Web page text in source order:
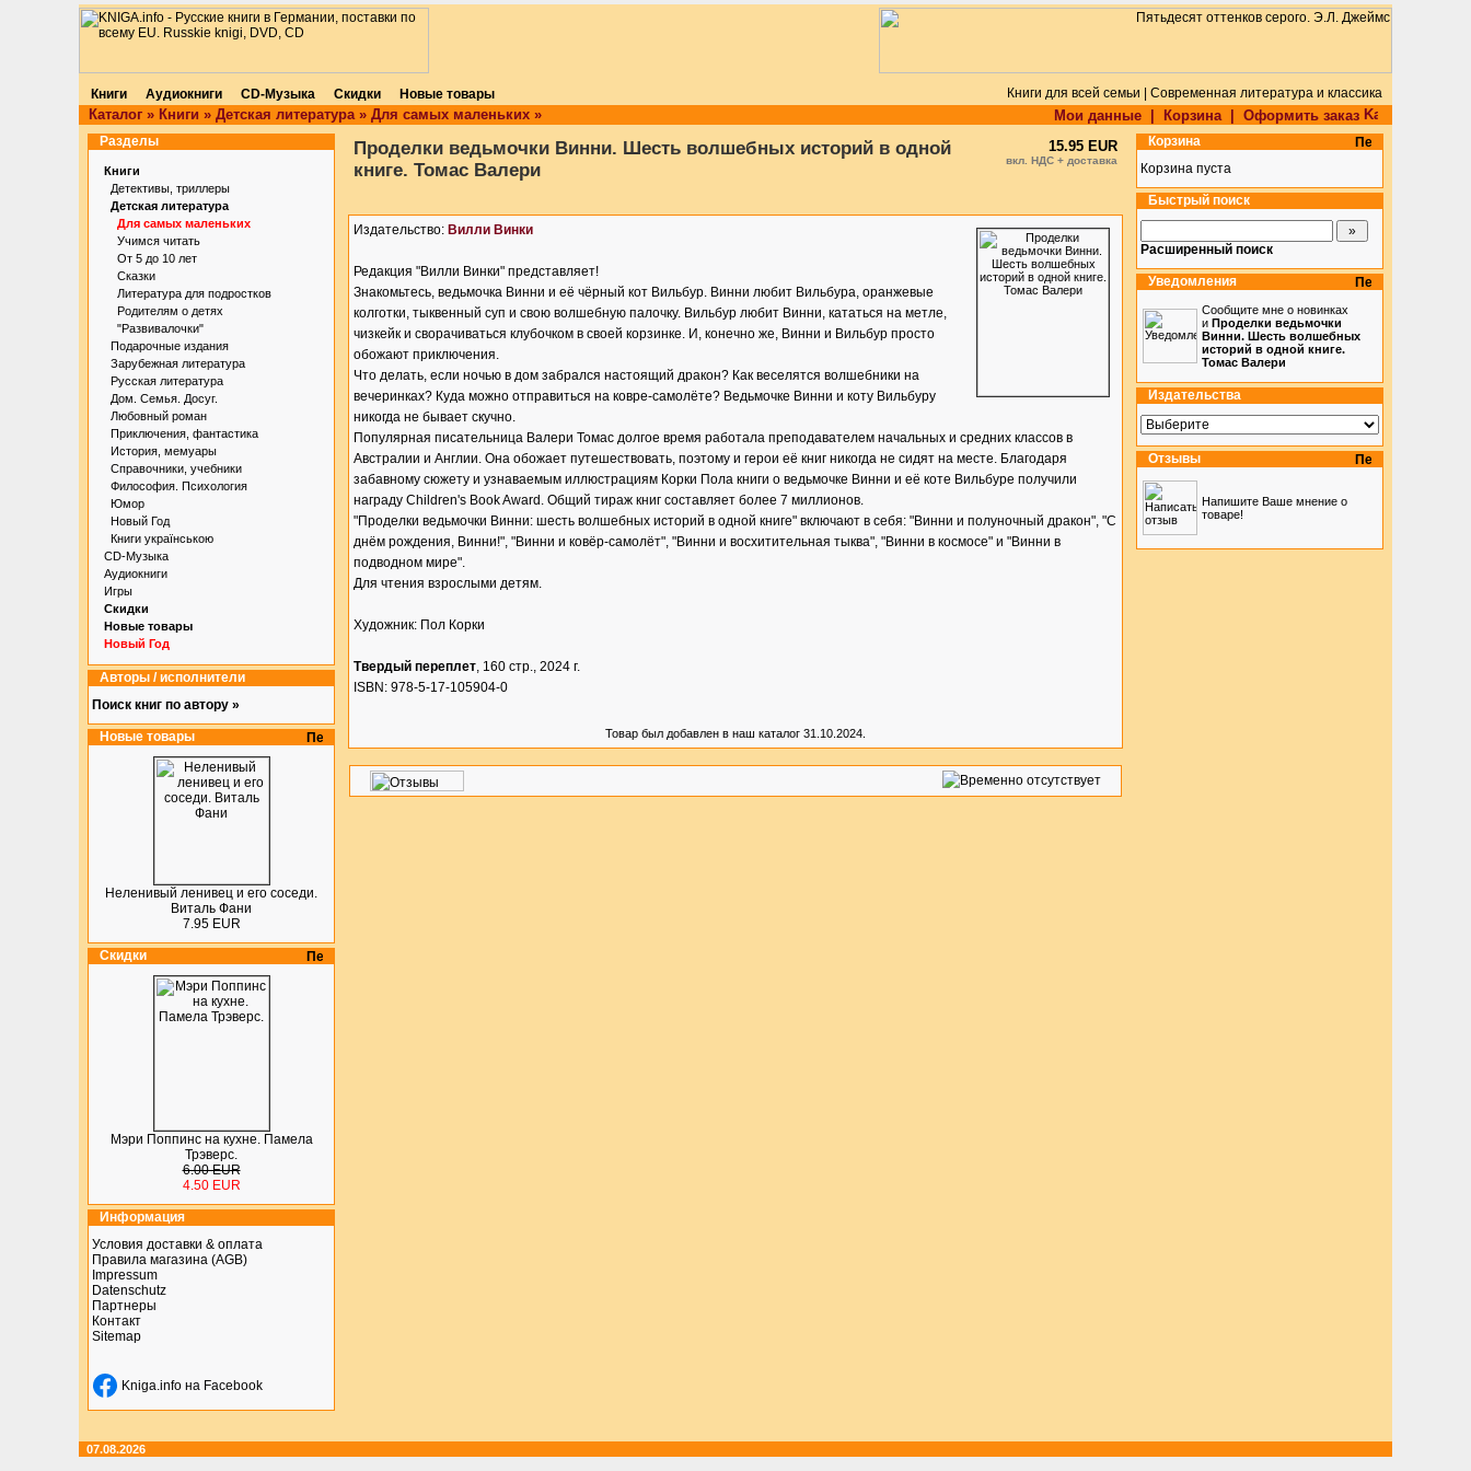
Книги Аудиокниги CD-Музыка Скидки Новые товары Книги для всей семьи | Современная литература и классика
Каталог » Книги » Детская литература» Для самых маленьких » Мои данные Корзина| Оформить заказ
Разделы
Книги
Детективы, триллеры
Детская литература
Для самых маленьких
Учимся читать
От 5 до 10 лет
Сказки
Литература для подростков
Родителям о детях
"Развивалочки"
Подарочные издания
Зарубежная литература
Русская литература
Дом. Семья. Досуг.
Любовный роман
Приключения, фантастика
История, мемуары
Справочники, учебники
Философия. Психология
Юмор
Новый Год
Книги українською
CD-Музыка
Аудиокниги
Игры
Скидки
Новые товары
Новый Год
Авторы / исполнители
Поиск книг по автору »
Новые товары
Неленивый ленивец и его соседи.
Виталь Фани
7.95 EUR
Скидки
Мэри Поппинс на кухне. Памела
Трэверс.
6.00 EUR
4.50 EUR
Информация
Условия доставки & оплата
Правила магазина (AGB)
Impressum
Datenschutz
Партнеры
Контакт
Sitemap
Kniga.info на Facebook
Проделки ведьмочки Винни. Шесть волшебных историй в одной
книге. Томас Валери
15.95 EUR
вкл. НДС + доставка
Издательство: Вилли Винки
Редакция "Вилли Винки" представляет!
Знакомьтесь, ведьмочка Винни и её чёрный кот Вильбур. Винни любит Вильбура, оранжевые
колготки, тыквенный суп и свою волшебную палочку. Вильбур любит Винни, кататься на метле,
чизкейк и сворачиваться клубочком в своей корзинке. И, конечно же, Винни и Вильбур просто
обожают приключения.
Что делать, если ночью в дом забрался настоящий дракон? Как веселятся волшебники на
вечеринках? Куда можно отправиться на ковре-самолёте? Ведьмочке Винни и коту Вильбуру
никогда не бывает скучно.
Популярная писательница Валери Томас долгое время работала преподавателем начальных и средних классов в
Австралии и Англии. Она обожает путешествовать, поэтому и герои её книг никогда не сидят на месте. Благодаря
забавному сюжету и узнаваемым иллюстрациям Корки Пола книги о ведьмочке Винни и её коте Вильбуре получили
награду Children's Book Award. Общий тираж книг составляет более 7 миллионов.
"Проделки ведьмочки Винни: шесть волшебных историй в одной книге" включают в себя: "Винни и полуночный дракон", "С
днём рождения, Винни!", "Винни и ковёр-самолёт", "Винни и восхитительная тыква", "Винни в космосе" и "Винни в
подводном мире".
Для чтения взрослыми детям.
Художник: Пол Корки
Твердый переплет, 160 стр., 2024 г.
ISBN: 978-5-17-105904-0
Товар был добавлен в наш каталог 31.10.2024.
Корзина
Корзина пуста
Быстрый поиск
Расширенный поиск
Уведомления
Сообщите мне о новинках
и Проделки ведьмочки
Винни. Шесть волшебных
историй в одной книге.
Томас Валери
Издательства
Отзывы
Напишите Ваше мнение о
товаре!
07.08.2026